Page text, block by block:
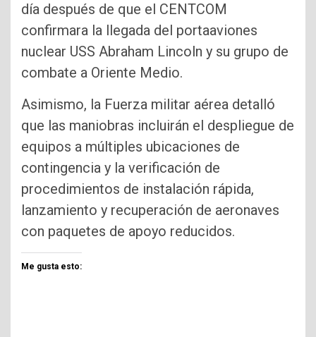
día después de que el CENTCOM
confirmara la llegada del portaaviones
nuclear USS Abraham Lincoln y su grupo de
combate a Oriente Medio.
Asimismo, la Fuerza militar aérea detalló
que las maniobras incluirán el despliegue de
equipos a múltiples ubicaciones de
contingencia y la verificación de
procedimientos de instalación rápida,
lanzamiento y recuperación de aeronaves
con paquetes de apoyo reducidos.
Me gusta esto: